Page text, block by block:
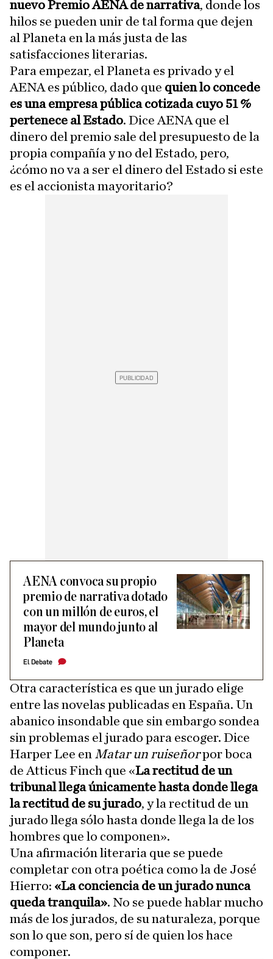
nuevo Premio AENA de narrativa, donde los
hilos se pueden unir de tal forma que dejen
al Planeta en la más justa de las
satisfacciones literarias.
Para empezar, el Planeta es privado y el
AENA es público, dado que quien lo concede
es una empresa pública cotizada cuyo 51 %
pertenece al Estado. Dice AENA que el
dinero del premio sale del presupuesto de la
propia compañía y no del Estado, pero,
¿cómo no va a ser el dinero del Estado si este
es el accionista mayoritario?
AENA convoca su propio
premio de narrativa dotado
con un millón de euros, el
mayor del mundo junto al
Planeta
El Debate
Otra característica es que un jurado elige
entre las novelas publicadas en España. Un
abanico insondable que sin embargo sondea
sin problemas el jurado para escoger. Dice
Harper Lee en Matar un ruiseñorpor boca
de Atticus Finch que «La rectitud de un
tribunal llega únicamente hasta donde llega
la rectitud de su jurado, y la rectitud de un
jurado llega sólo hasta donde llega la de los
hombres que lo componen».
Una afirmación literaria que se puede
completar con otra poética como la de José
Hierro: «La conciencia de un jurado nunca
queda tranquila». No se puede hablar mucho
más de los jurados, de su naturaleza, porque
son lo que son, pero sí de quien los hace
componer.